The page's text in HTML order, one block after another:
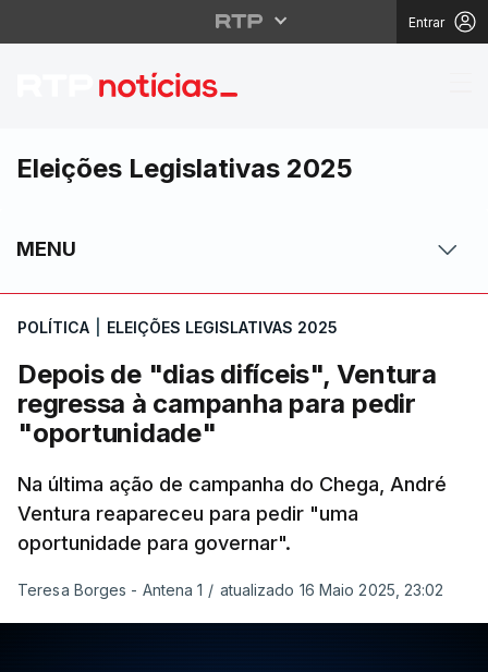
Entrar
Depois de "dias
Eleições Legislativas 2025
MENU
POLÍTICA ELEIÇÕES LEGISLATIVAS 2025
Depois de "dias difíceis", Ventura
regressa à campanha para pedir
"oportunidade"
Na última ação de campanha do Chega, André
Ventura reapareceu para pedir "uma
oportunidade para governar".
Teresa Borges - Antena 1 / atualizado 16 Maio 2025, 23:02